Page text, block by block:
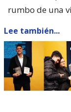
rumbo de una
Lee también...